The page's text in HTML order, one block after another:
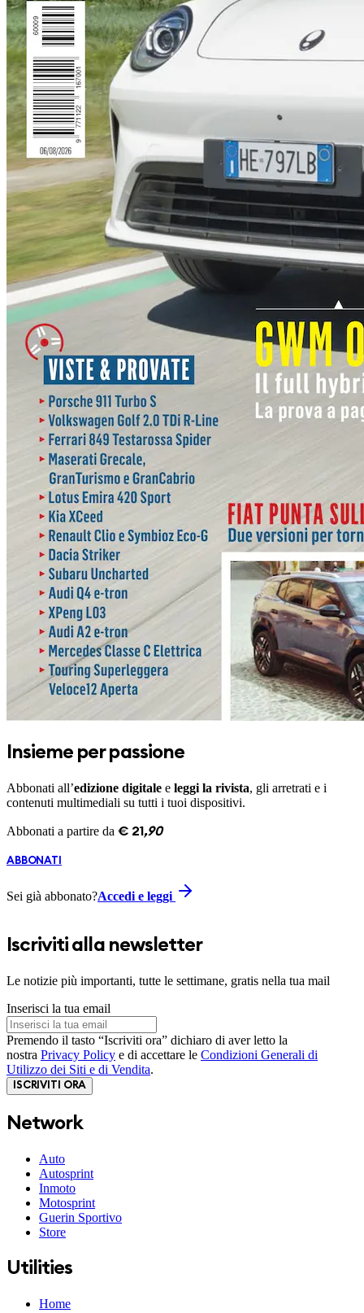
Insieme per passione
Abbonati all’edizione digitale e leggi la rivista, gli arretrati e i
contenuti multimediali su tutti i tuoi dispositivi.
Abbonati a partire da € 21 ,90
ABBONATI
Sei già abbonato?Accedi e leggi
Iscriviti alla newsletter
Le notizie più importanti, tutte le settimane, gratis nella tua mail
Inserisci la tua email
Premendo il tasto “Iscriviti ora” dichiaro di aver letto la
nostra Privacy Policy e di accettare le Condizioni Generali di
Utilizzo dei Siti e di Vendita.
ISCRIVITI ORA
Network
Auto
Autosprint
Inmoto
Motosprint
Guerin Sportivo
Store
Utilities
Home